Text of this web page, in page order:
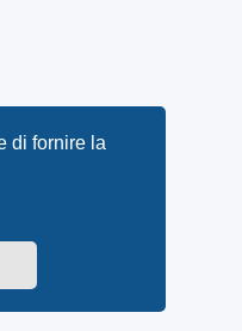
di fornire la